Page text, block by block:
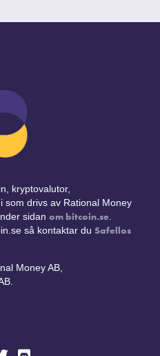
kryptovalutor,
som drivs av Rational Money
sidan om bitcoin.se.
så kontaktar du Safellos
Money AB,